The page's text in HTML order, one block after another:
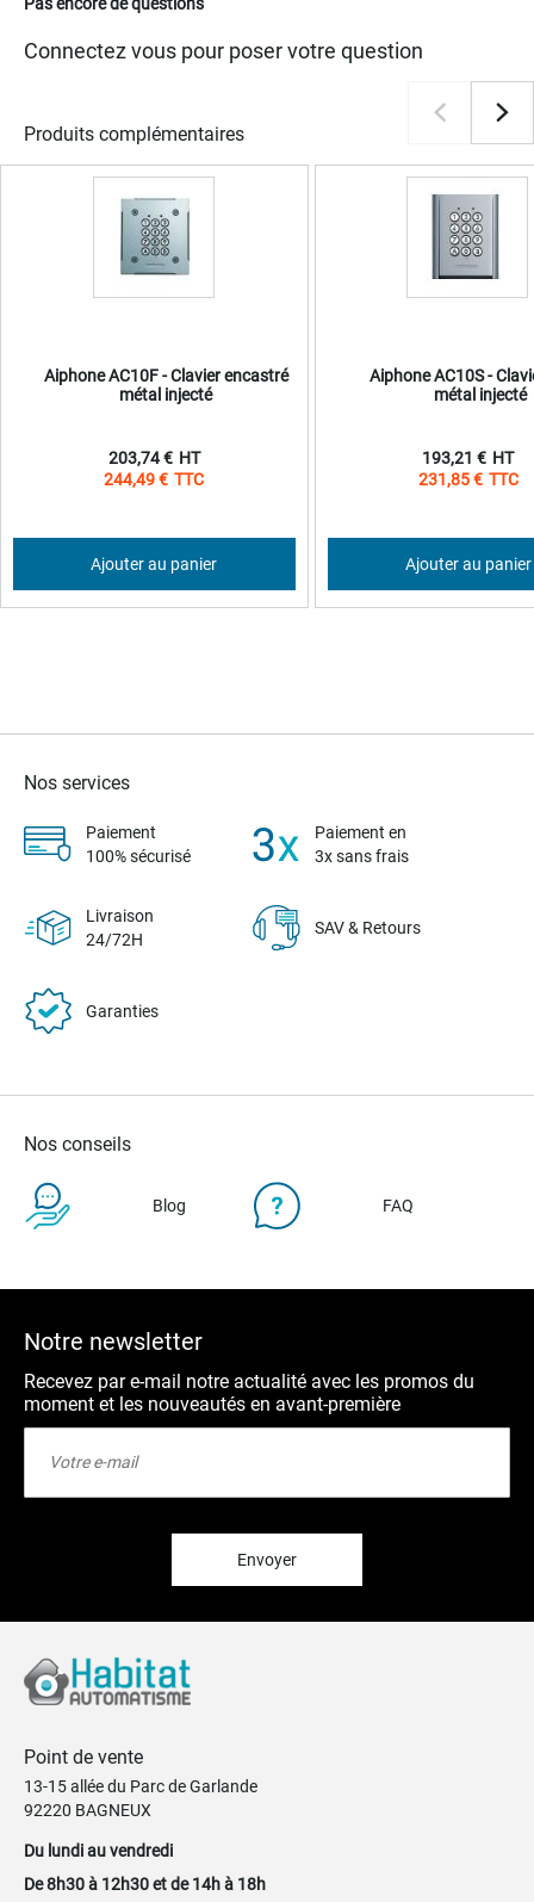
Connectez vous pour poser votre question
Produits complémentaires
Aiphone AC10F - Clavier encastré
métal injecté
244,49 €
203,74 €
Ajouter au panier
Aiphone AC10S -
métal injecté
231,85 €
193,21 €
Ajouter au panier
Nos services
Paiement
100% sécurisé
Paiement en
3x sans frais
Livraison
24/72H
SAV & Retours
Garanties
Nos conseils
Blog FAQ
Notre newsletter
Recevez par e-mail notre actualité avec les promos du
moment et les nouveautés en avant-première
Envoyer
Point de vente
13-15 allée du Parc de Garlande
92220 BAGNEUX
Du lundi au vendredi
De 8h30 à 12h30 et de 14h à 18h